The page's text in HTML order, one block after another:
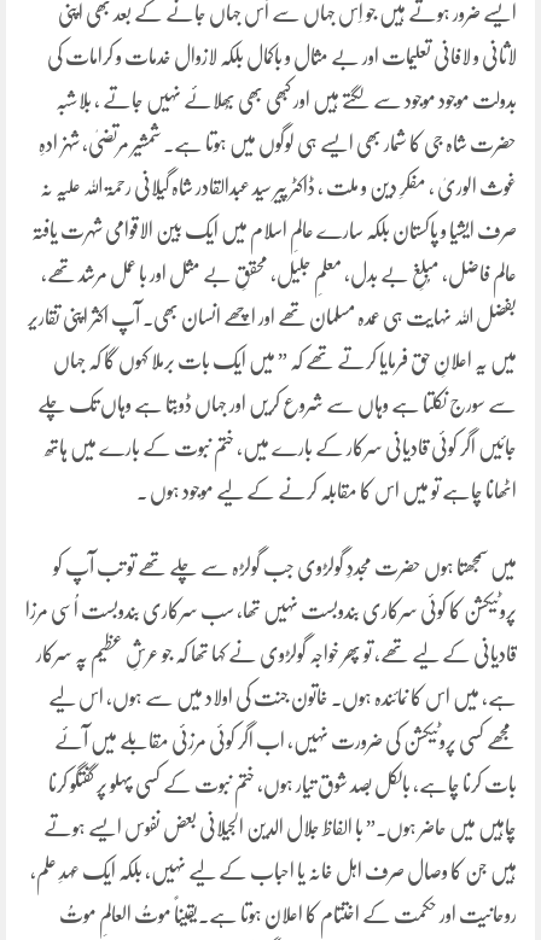
ایسے ضرور ہوتے ہیں جو اِس جہاں سے اُس جہاں جانے کے بعد بھی اپنی
لاثانی و لافانی تعلیمات اور بے مثال و باکمال بلکہ لازوال خدمات و کرامات کی
بدولت موجود موجود سے لگتے ہیں اور کبھی بھی بُھلائے نہیں جاتے ، بلاشبہ
حضرت شاہ جی کا شمار بھی ایسے ہی لوگوں میں ہوتا ہے۔ شمشیر مرتضیٰ، شہزادہِ
غوث الوریٰ ، مفکرِ دین و ملت ، ڈاکٹر پیر سید عبدالقادر شاہ گیلانی رحمۃ اللہ علیہ نہ
صرف ایشیا و پاکستان بلکہ سارے عالمِ اسلام میں ایک بین الاقوامی شہرت یافتہ
عالم فاضل، مُبلغِ بے بدل، معلمِ جلیل، محققِ بے مثل اور با عمل مرشد تھے،
بفضل اللہ نہایت ہی عمدہ مسلمان تھے اور اچھے انسان بھی۔ آپ اکثر اپنی تقاریر
میں یہ اعلانِ حق فرمایا کرتے تھے کہ ” میں ایک بات برملا کہوں گا کہ جہاں
سے سورج نکلتا ہے وہاں سے شروع کریں اور جہاں ڈوبتا ہے وہاں تک چلے
جائیں اگر کوئی قادیانی سرکار کے بارے میں، ختم نبوت کے بارے میں ہاتھ
اٹھانا چاہے تو میں اس کا مقابلہ کرنے کے لیے موجود ہوں ۔
میں سمجھتا ہوں حضرت مجددِ گولڑوی جب گولڑہ سے چلے تھے تو تب آپ کو
پروٹیکشن کا کوئی سرکاری بندوبست نہیں تھا، سب سرکاری بندوبست اُسی مرزا
قادیانی کے لیے تھے، تو پھر خواجہ گولڑوی نے کہا تھا کہ جو عرشِ عظیم پہ سرکار
ہے، میں اس کا نمائندہ ہوں۔ خاتون جنت کی اولاد میں سے ہوں، اس لیے
مجھے کسی پروٹیکشن کی ضرورت نہیں، اب اگر کوئی مرزئی مقابلے میں آئے
بات کرنا چاہے، بالکل بصد شوق تیار ہوں، ختم نبوت کے کسی پہلو پر گفتگو کرنا
چاہیں میں حاضر ہوں۔” با الفاظ جلال الدین الجیلانی بعض نفوس ایسے ہوتے
ہیں جن کا وصال صرف اہل خانہ یا احباب کے لیے نہیں، بلکہ ایک عہدِ علم،
روحانیت اور حکمت کے اختتام کا اعلان ہوتا ہے۔یقیناً موتُ العالمِ موتُ